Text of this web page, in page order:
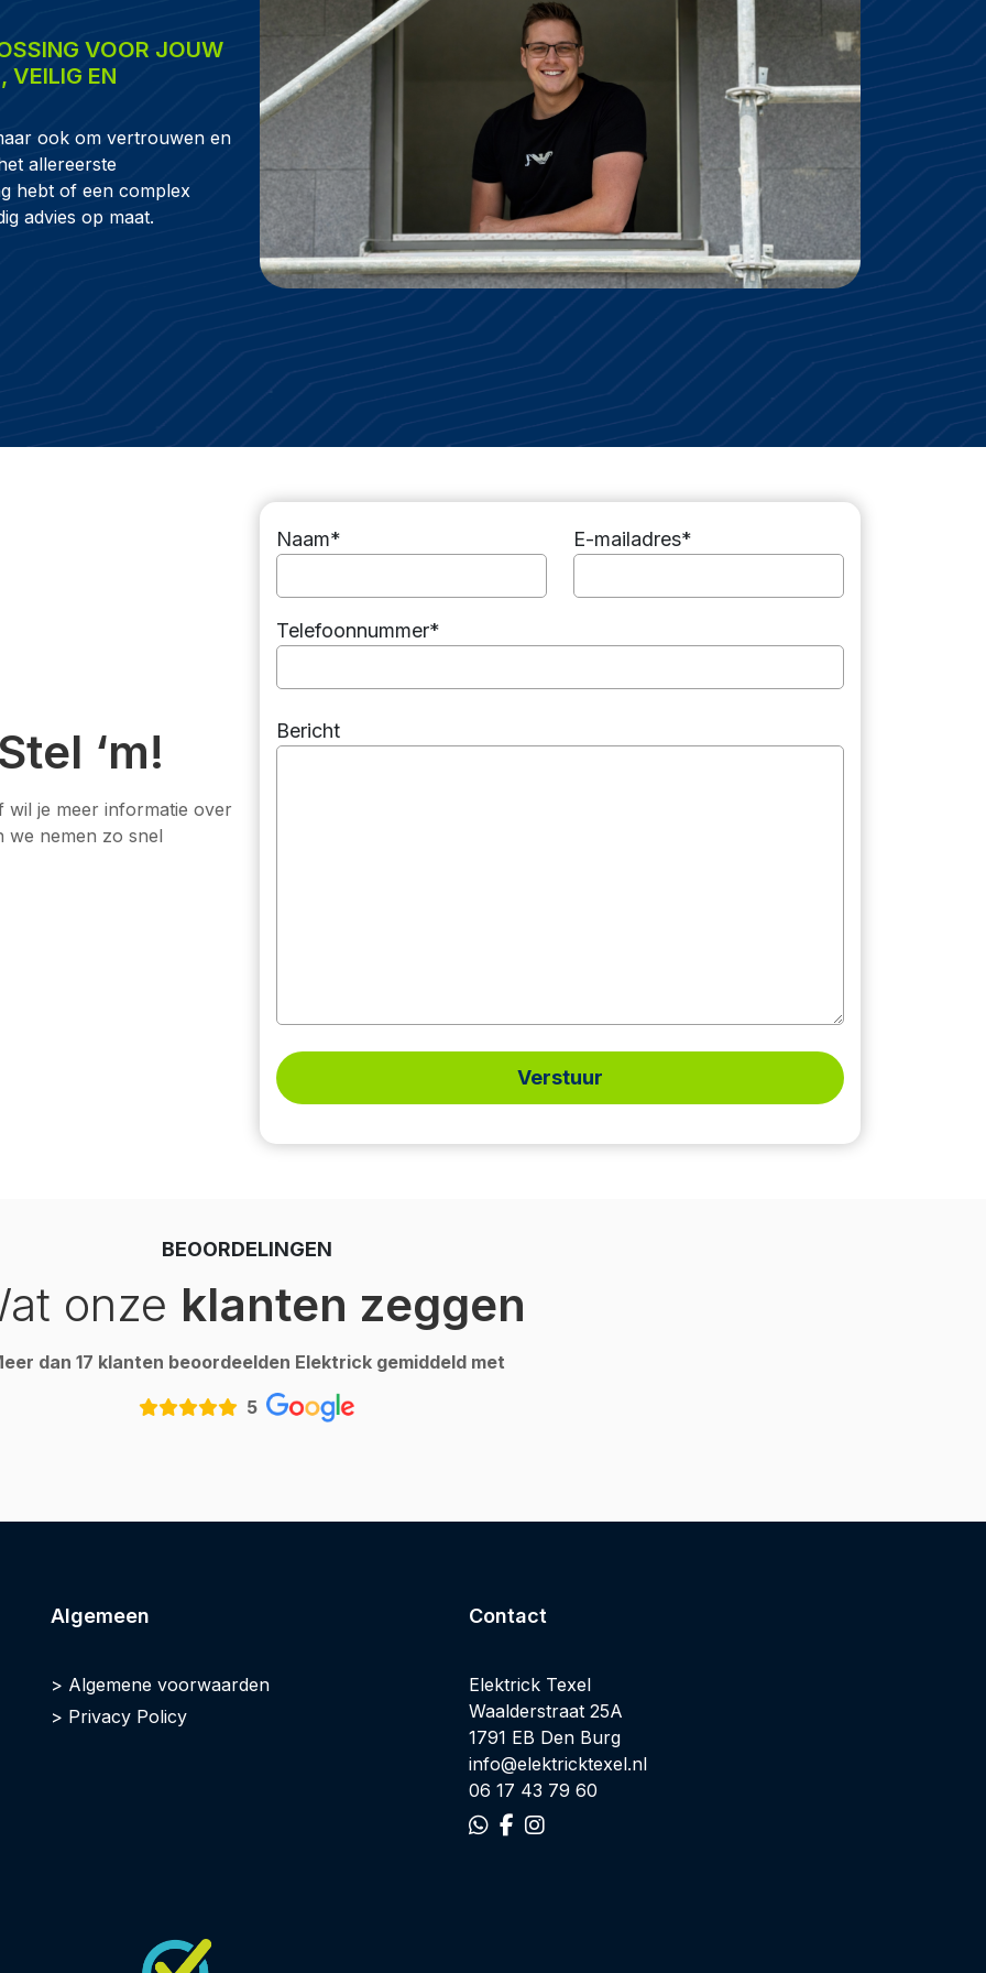
VOOR JOUW
VEILIG EN
ook om vertrouwen en
allereerste
hebt of een complex
advies op maat.
‘m!
wil je meer informatie over
we nemen zo snel
Naam* E-mailadres*
Telefoonnummer*
Bericht
Verstuur
BEOORDELINGEN
onze klanten zeggen
dan 17 klanten beoordeelden Elektrick gemiddeld met
5
Algemeen
Algemene voorwaarden
Privacy Policy
Contact
Elektrick Texel
Waalderstraat 25A
1791 EB Den Burg
info@elektricktexel.nl
06 17 43 79 60